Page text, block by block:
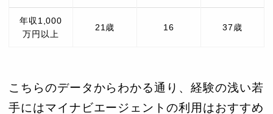
年収1,000
万円以上
21歳 16 37歳
こちらのデータからわかる通り、経験の浅い若
手にはマイナビエージェントの利用はおすすめ